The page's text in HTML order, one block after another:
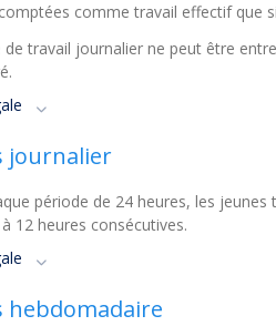
comme travail effectif que
de travail journalier ne peut être
journalier
période de 24 heures, les
12 heures consécutives.
hebdomadaire